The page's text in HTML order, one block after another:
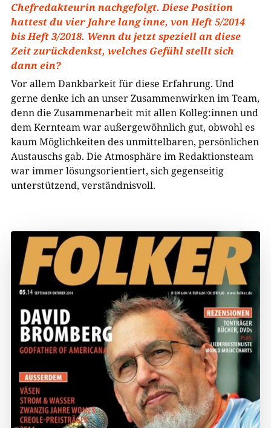
Chefredakteurin nachgefolgt. Diese Position
hattest du vier Jahre lang inne, von Heft 5/2014
bis Heft 3/2018. Wenn du jetzt speziell an diese
Zeit zurückdenkst, welches Gefühl stellt sich
dann ein?
Vor allem Dankbarkeit für diese Erfahrung. Und
gerne denke ich an unser Zusammenwirken im Team,
denn die Zusammenarbeit mit allen Kolleg:innen und
dem Kernteam war außergewöhnlich gut, obwohl es
kaum Möglichkeiten des unmittelbaren, persönlichen
Austauschs gab. Die Atmosphäre im Redaktionsteam
war immer lösungsorientiert, sich gegenseitig
unterstützend, verständnisvoll.